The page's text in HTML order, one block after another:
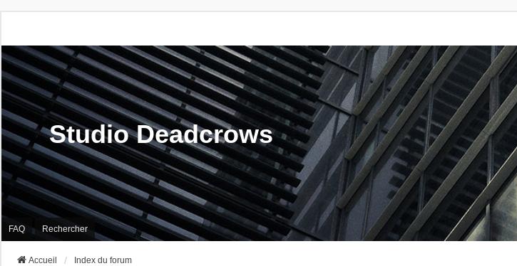
Studio Deadcrows
FAQ Rechercher
Accueil Index du forum